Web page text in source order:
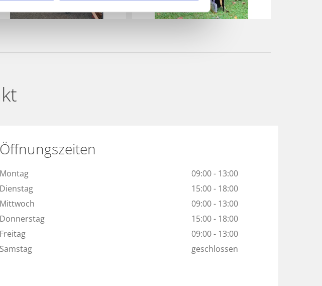
Öffnungszeiten
Montag
09:00 - 13:00
Dienstag
15:00 - 18:00
Mittwoch
09:00 - 13:00
Donnerstag
15:00 - 18:00
Freitag
09:00 - 13:00
Samstag
geschlossen